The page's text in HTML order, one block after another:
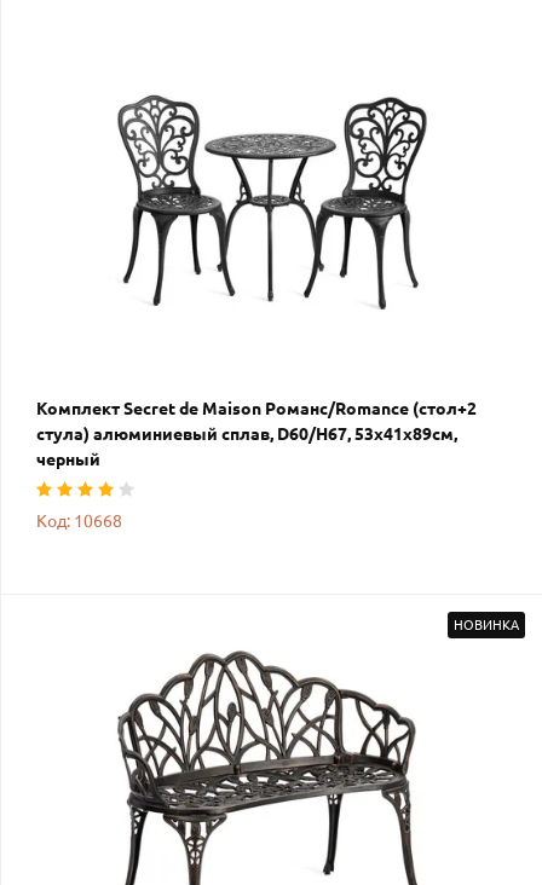
Комплект Secret de Maison Романс/Romance (стол+2
стула) алюминиевый сплав, D60/H67, 53х41х89см,
черный
Код: 10668
НОВИНКА